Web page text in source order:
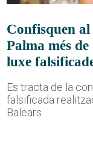
Confisquen
Palma més
luxe
Es tracta de la
falsificada
Balears